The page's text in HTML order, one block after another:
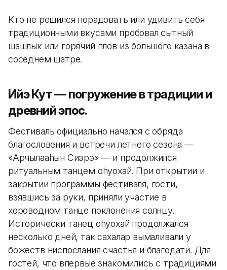
Кто не решился порадовать или удивить себя
традиционными вкусами пробовал сытный
шашлык или горячий плов из большого казана в
соседнем шатре.
Ийэ Кут — погружение в традиции и
древний эпос.
Фестиваль официально начался с обряда
благословения и встречи летнего сезона —
«Арчылааhын Сиэрэ» — и продолжился
ритуальным танцем оhуохай. При открытии и
закрытии программы фестиваля, гости,
взявшись за руки, приняли участие в
хороводном танце поклонения солнцу.
Исторически танец оhуохай продолжался
несколько дней, так сахалар вымаливали у
божеств ниспослания счастья и благодати. Для
гостей, что впервые знакомились с традициями